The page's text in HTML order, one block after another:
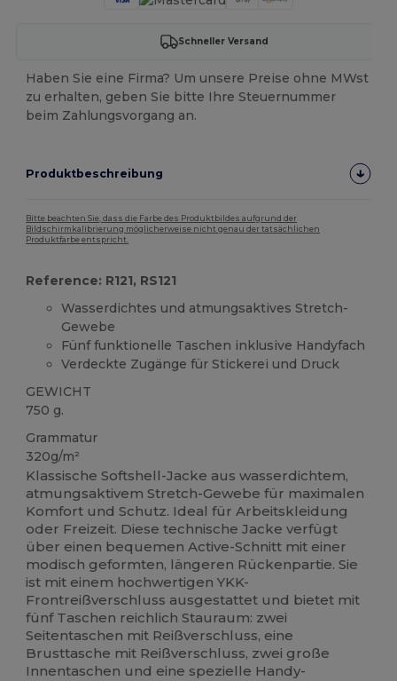
Schneller Versand
Haben Sie eine Firma? Um unsere Preise ohne MWst
zu erhalten, geben Sie bitte Ihre Steuernummer
beim Zahlungsvorgang an.
Produktbeschreibung
Bitte beachten Sie, dass die Farbe des Produktbildes aufgrund der
Bildschirmkalibrierung möglicherweise nicht genau der tatsächlichen
Produktfarbe entspricht.
Reference: R121, RS121
Wasserdichtes und atmungsaktives Stretch-
Gewebe
Fünf funktionelle Taschen inklusive Handyfach
Verdeckte Zugänge für Stickerei und Druck
GEWICHT
750 g.
Grammatur
320g/m²
Klassische Softshell-Jacke aus wasserdichtem,
atmungsaktivem Stretch-Gewebe für maximalen
Komfort und Schutz. Ideal für Arbeitskleidung
oder Freizeit. Diese technische Jacke verfügt
über einen bequemen Active-Schnitt mit einer
modisch geformten, längeren Rückenpartie. Sie
ist mit einem hochwertigen YKK-
Frontreißverschluss ausgestattet und bietet mit
fünf Taschen reichlich Stauraum: zwei
Seitentaschen mit Reißverschluss, eine
Brusttasche mit Reißverschluss, zwei große
Innentaschen und eine spezielle Handy-